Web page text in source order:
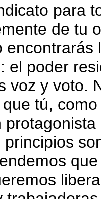
para
de tu
el poder
voz y voto.
tú,